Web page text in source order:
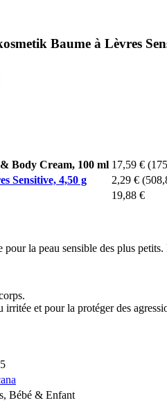
Baume à Lèvres
Body Cream, 100 ml 17,59 €
Sensitive, 4,50 g
2,29 €
19,88 €
la peau sensible des plus
irritée et pour la protéger des
Bébé & Enfant